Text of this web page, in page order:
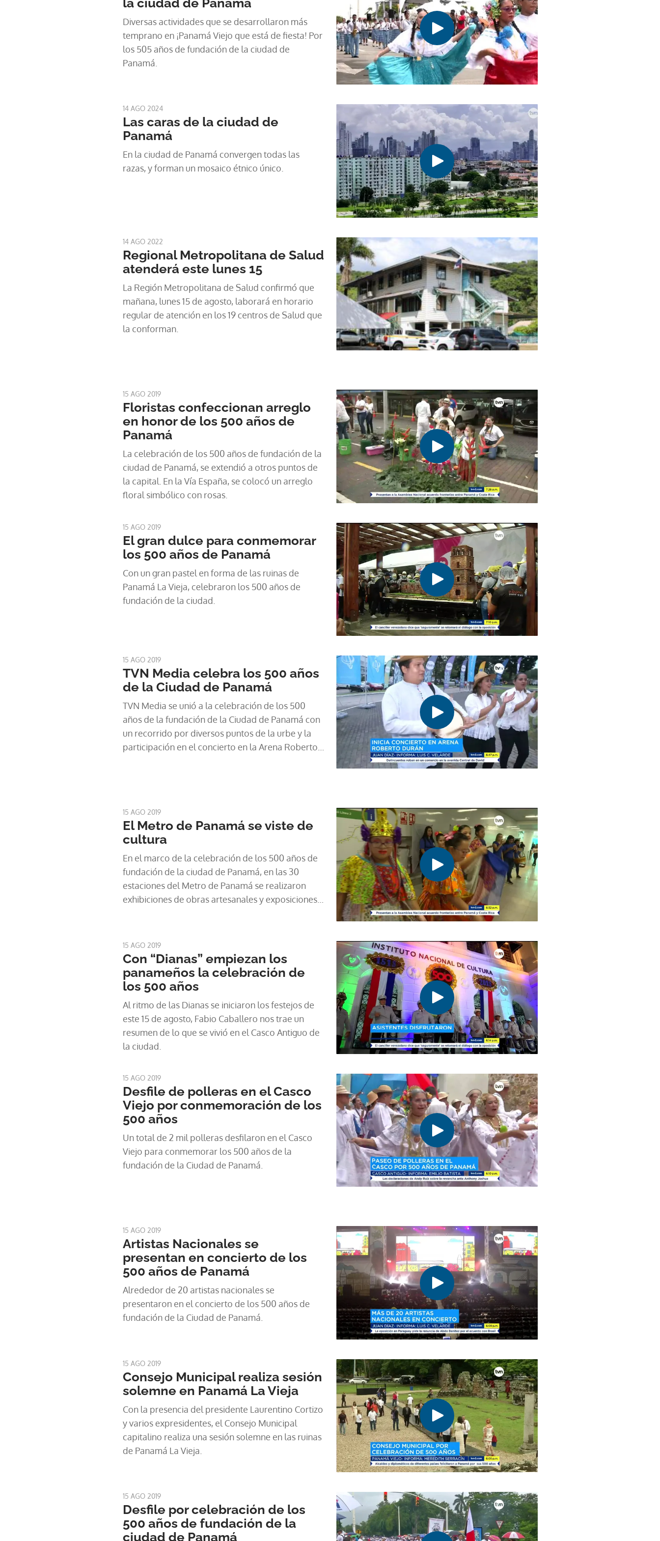
la ciudad de Panamá
Diversas actividades que se desarrollaron más
temprano en ¡Panamá Viejo que está de fiesta! Por
los 505 años de fundación de la ciudad de
Panamá.
14 AGO 2024
Las caras de la ciudad de
Panamá
En la ciudad de Panamá convergen todas las
razas, y forman un mosaico étnico único.
14 AGO 2022
Regional Metropolitana de Salud
atenderá este lunes 15
La Región Metropolitana de Salud confirmó que
mañana, lunes 15 de agosto, laborará en horario
regular de atención en los 19 centros de Salud que
la conforman.
15 AGO 2019
Floristas confeccionan arreglo
en honor de los 500 años de
Panamá
La celebración de los 500 años de fundación de la
ciudad de Panamá, se extendió a otros puntos de
la capital. En la Vía España, se colocó un arreglo
floral simbólico con rosas.
15 AGO 2019
El gran dulce para conmemorar
los 500 años de Panamá
Con un gran pastel en forma de las ruinas de
Panamá La Vieja, celebraron los 500 años de
fundación de la ciudad.
15 AGO 2019
TVN Media celebra los 500 años
de la Ciudad de Panamá
TVN Media se unió a la celebración de los 500
años de la fundación de la Ciudad de Panamá con
un recorrido por diversos puntos de la urbe y la
participación en el concierto en la Arena Roberto
15 AGO 2019
El Metro de Panamá se viste de
cultura
En el marco de la celebración de los 500 años de
fundación de la ciudad de Panamá, en las 30
estaciones del Metro de Panamá se realizaron
exhibiciones de obras artesanales y exposiciones
15 AGO 2019
Con “Dianas” empiezan los
panameños la celebración de
los 500 años
Al ritmo de las Dianas se iniciaron los festejos de
este 15 de agosto, Fabio Caballero nos trae un
resumen de lo que se vivió en el Casco Antiguo de
la ciudad.
15 AGO 2019
Desfile de polleras en el Casco
Viejo por conmemoración de los
500 años
Un total de 2 mil polleras desfilaron en el Casco
Viejo para conmemorar los 500 años de la
fundación de la Ciudad de Panamá.
15 AGO 2019
Artistas Nacionales se
presentan en concierto de los
500 años de Panamá
Alrededor de 20 artistas nacionales se
presentaron en el concierto de los 500 años de
fundación de la Ciudad de Panamá.
15 AGO 2019
Consejo Municipal realiza sesión
solemne en Panamá La Vieja
Con la presencia del presidente Laurentino Cortizo
y varios expresidentes, el Consejo Municipal
capitalino realiza una sesión solemne en las ruinas
de Panamá La Vieja.
15 AGO 2019
Desfile por celebración de los
500 años de fundación de la
ciudad de Panamá